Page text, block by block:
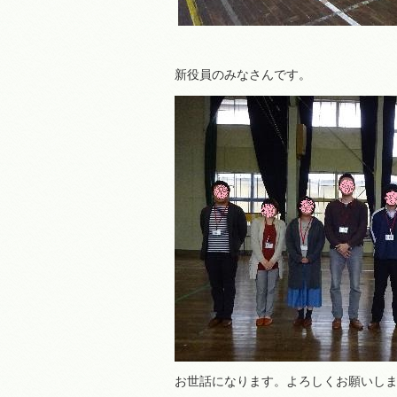
新役員のみなさんです。
お世話になります。よろしくお願いし